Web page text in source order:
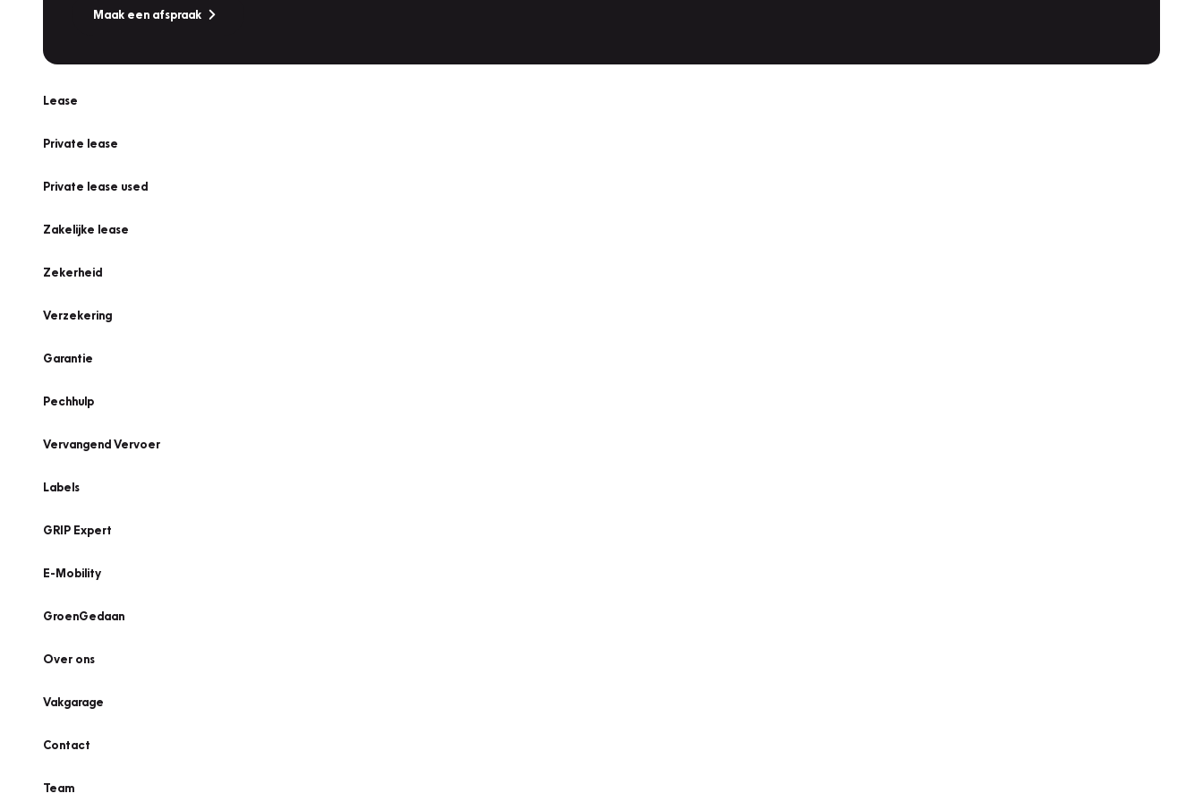
Maak een afspraak
Lease
Private lease
Private lease used
Zakelijke lease
Zekerheid
Verzekering
Garantie
Pechhulp
Vervangend Vervoer
Labels
GRIP Expert
E-Mobility
GroenGedaan
Over ons
Vakgarage
Contact
Team